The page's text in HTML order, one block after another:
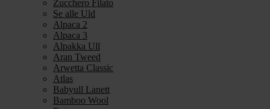
Zucchero Filato
Se alle Uld
Alpaca 2
Alpaca 3
Alpakka Ull
Aran Tweed
Arwetta Classic
Atlas
Babyull Lanett
Bamboo Wool